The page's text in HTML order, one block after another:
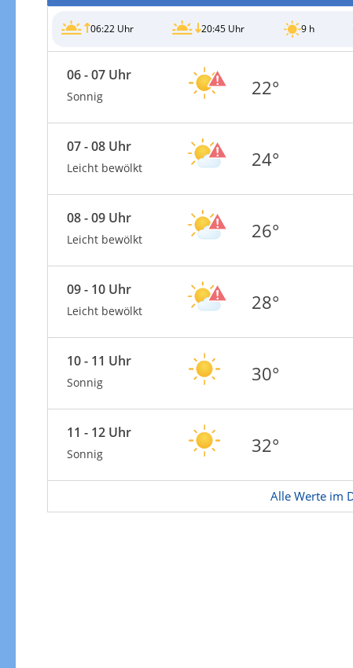
06:22 Uhr 20:45 Uhr 9 h
06 - 07 Uhr
Sonnig 22°
07 - 08 Uhr
Leicht bewölkt 24°
08 - 09 Uhr
Leicht bewölkt 26°
09 - 10 Uhr
Leicht bewölkt 28°
10 - 11 Uhr
Sonnig 30°
11 - 12 Uhr
Sonnig 32°
Alle Werte im
Gewitterrisiko
Gewitterrisiko in 3h
Zur Gewitterrisikokarte